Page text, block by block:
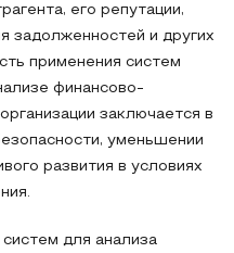
его репутации,
задолженностей и других
применения систем
финансово-
заключается в
уменьшении
развития в условиях
для анализа